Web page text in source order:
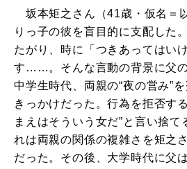
坂本矩之さん（41歳・仮名＝
りっ子の彼を盲目的に支配した
たがり、時に「つきあってはい
す……。そんな言動の背景に父の
中学生時代、両親の“夜の営み”
きっかけだった。行為を拒否す
まえはそういう女だ”と言い捨
れは両親の関係の複雑さを矩之
だった。その後、大学時代に父